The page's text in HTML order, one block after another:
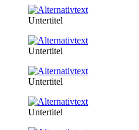
Untertitel
Untertitel
Untertitel
Untertitel